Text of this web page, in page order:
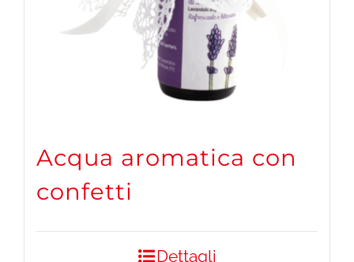
Acqua aromatica con
confetti
Dettagli